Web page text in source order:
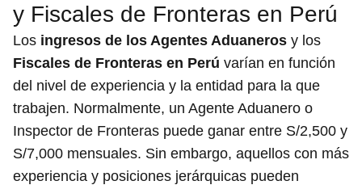
y Fiscales de Fronteras en Perú
Los ingresos de los Agentes Aduaneros y los
Fiscales de Fronteras en Perú varían en función
del nivel de experiencia y la entidad para la que
trabajen. Normalmente, un Agente Aduanero o
Inspector de Fronteras puede ganar entre S/2,500 y
S/7,000 mensuales. Sin embargo, aquellos con más
experiencia y posiciones jerárquicas pueden